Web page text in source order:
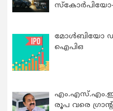
മോൾബിയോ
ഐപിഒ
രൂപ വരെ